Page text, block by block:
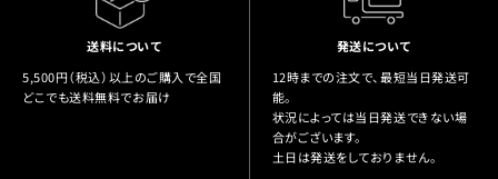
送料について
5,500円（税込）以上のご購入で全国
どこでも送料無料でお届け
発送について
12時までの注文で、最短当日発送可
能。
状況によっては当日発送できない場
合がございます。
土日は発送をしておりません。